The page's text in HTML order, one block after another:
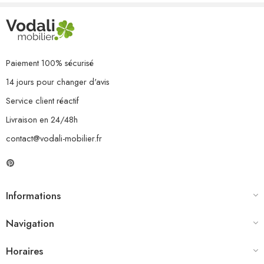
Paiement 100% sécurisé
14 jours pour changer d'avis
Service client réactif
Livraison en 24/48h
contact@vodali-mobilier.fr
Informations
Navigation
Horaires